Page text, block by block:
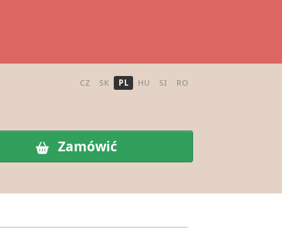
CZ SK PL HU SI RO
Zamówić